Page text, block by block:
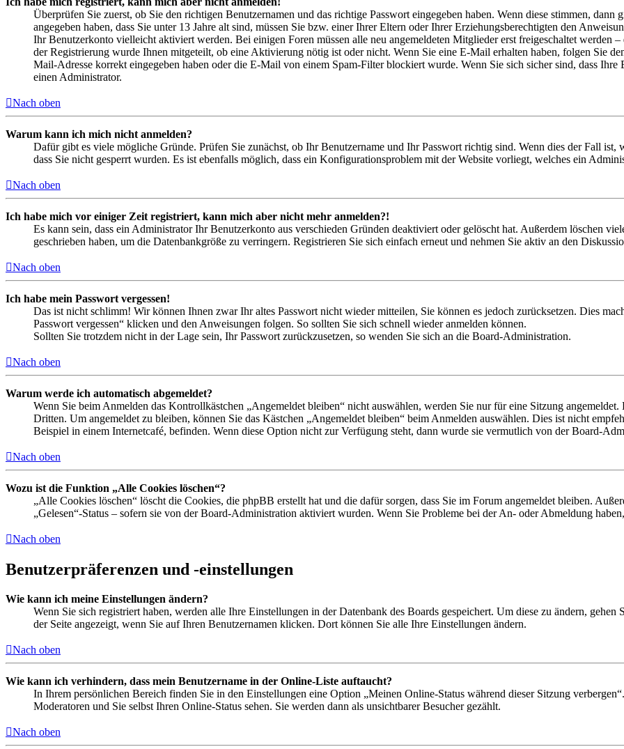
Überprüfen Sie zuerst, ob Sie den richtigen Benutzernamen und das richtige Passwort eingegeben haben. Wenn diese stimmen, dann
angegeben haben, dass Sie unter 13 Jahre alt sind, müssen Sie bzw. einer Ihrer Eltern oder Ihrer Erziehungsberechtigten den
Ihr Benutzerkonto vielleicht aktiviert werden. Bei einigen Foren müssen alle neu angemeldeten Mitglieder erst freigeschaltet werden
der Registrierung wurde Ihnen mitgeteilt, ob eine Aktivierung nötig ist oder nicht. Wenn Sie eine E-Mail erhalten haben, folgen Sie
Mail-Adresse korrekt eingegeben haben oder die E-Mail von einem Spam-Filter blockiert wurde. Wenn Sie sich sicher sind, dass
einen Administrator.
Nach oben
Warum kann ich mich nicht anmelden?
Dafür gibt es viele mögliche Gründe. Prüfen Sie zunächst, ob Ihr Benutzername und Ihr Passwort richtig sind. Wenn dies der Fall ist,
dass Sie nicht gesperrt wurden. Es ist ebenfalls möglich, dass ein Konfigurationsproblem mit der Website vorliegt, welches ein
Nach oben
Ich habe mich vor einiger Zeit registriert, kann mich aber nicht mehr anmelden?!
Es kann sein, dass ein Administrator Ihr Benutzerkonto aus verschieden Gründen deaktiviert oder gelöscht hat. Außerdem löschen
geschrieben haben, um die Datenbankgröße zu verringern. Registrieren Sie sich einfach erneut und nehmen Sie aktiv an den
Nach oben
Ich habe mein Passwort vergessen!
Das ist nicht schlimm! Wir können Ihnen zwar Ihr altes Passwort nicht wieder mitteilen, Sie können es jedoch zurücksetzen. Dies
Passwort vergessen“ klicken und den Anweisungen folgen. So sollten Sie sich schnell wieder anmelden können.
Sollten Sie trotzdem nicht in der Lage sein, Ihr Passwort zurückzusetzen, so wenden Sie sich an die Board-Administration.
Nach oben
Warum werde ich automatisch abgemeldet?
Wenn Sie beim Anmelden das Kontrollkästchen „Angemeldet bleiben“ nicht auswählen, werden Sie nur für eine Sitzung
Dritten. Um angemeldet zu bleiben, können Sie das Kästchen „Angemeldet bleiben“ beim Anmelden auswählen. Dies ist nicht
Beispiel in einem Internetcafé, befinden. Wenn diese Option nicht zur Verfügung steht, dann wurde sie vermutlich von der Board-
Nach oben
Wozu ist die Funktion „Alle Cookies löschen“?
„Alle Cookies löschen“ löscht die Cookies, die phpBB erstellt hat und die dafür sorgen, dass Sie im Forum angemeldet bleiben.
„Gelesen“-Status – sofern sie von der Board-Administration aktiviert wurden. Wenn Sie Probleme bei der An- oder Abmeldung
Nach oben
Benutzerpräferenzen und -einstellungen
Wie kann ich meine Einstellungen ändern?
Wenn Sie sich registriert haben, werden alle Ihre Einstellungen in der Datenbank des Boards gespeichert. Um diese zu ändern,
der Seite angezeigt, wenn Sie auf Ihren Benutzernamen klicken. Dort können Sie alle Ihre Einstellungen ändern.
Nach oben
Wie kann ich verhindern, dass mein Benutzername in der Online-Liste auftaucht?
In Ihrem persönlichen Bereich finden Sie in den Einstellungen eine Option „Meinen Online-Status während dieser Sitzung
Moderatoren und Sie selbst Ihren Online-Status sehen. Sie werden dann als unsichtbarer Besucher gezählt.
Nach oben